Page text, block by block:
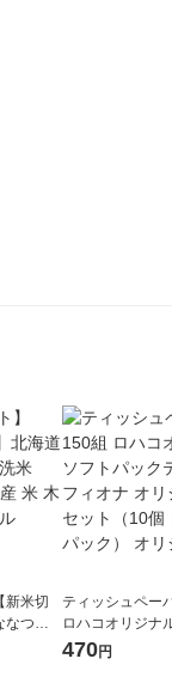
新米切
なつぼ
和7年産
ティッシュペー
ロハコオリジナ
ックティッシュ
470円